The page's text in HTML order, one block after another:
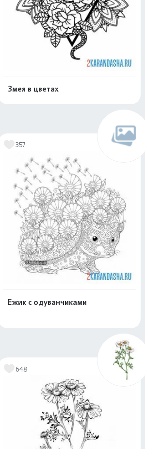
Змея в цветах
357
Ежик с одуванчиками
648